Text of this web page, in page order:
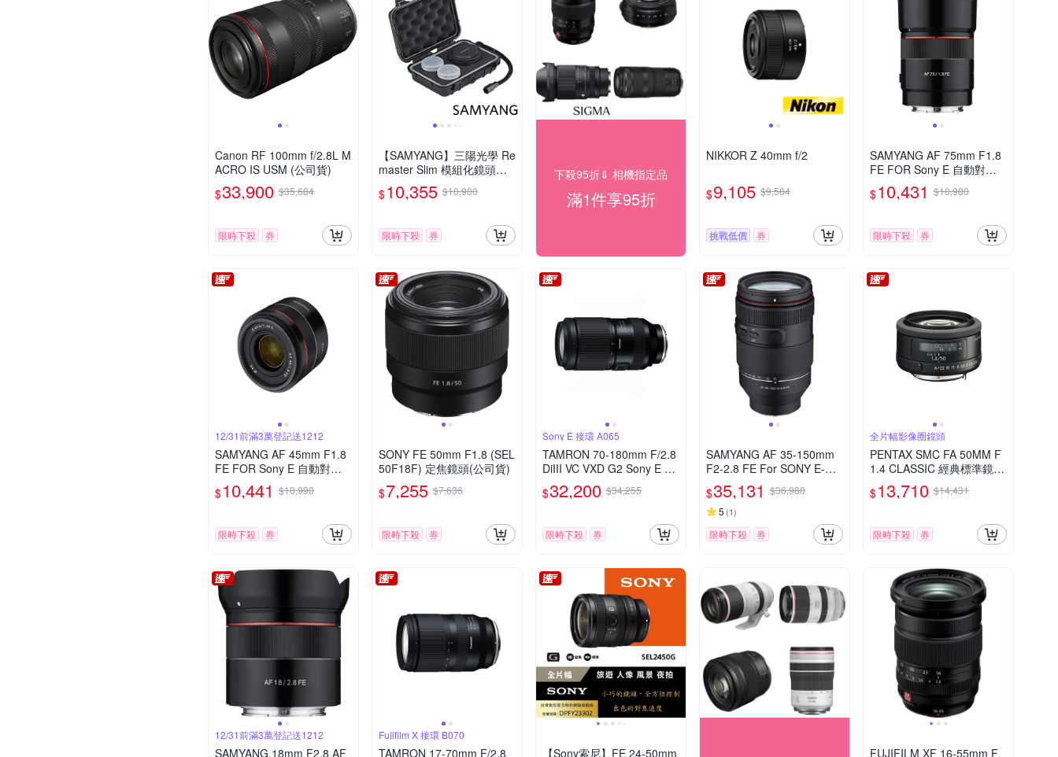
Canon RF 100mm f/2.8L M
ACRO IS USM (公司貨)
$33,900 $35,684
限時下殺 券
【SAMYANG】三陽光學 Re
master Slim 模組化鏡頭套
組 公司貨
$10,355 $10,900
限時下殺 券
下殺95折⇓ 相機指定品
滿1件享95折
NIKKOR Z 40mm f/2
$9,105 $9,584
挑戰低價 券
SAMYANG AF 75mm F1.8
FE FOR Sony E 自動對焦
(公司貨)
$10,431 $10,980
限時下殺 券
12/31前滿3萬登記送1212
SAMYANG AF 45mm F1.8
FE FOR Sony E 自動對焦
(公司貨)
$10,441 $10,990
限時下殺 券
SONY FE 50mm F1.8 (SEL
50F18F) 定焦鏡頭(公司貨)
$7,255 $7,636
限時下殺 券
Sony E 接環 A065
TAMRON 70-180mm F/2.8
DiIII VC VXD G2 Sony E 接
環 (A065)(平行輸入)
$32,200 $34,255
限時下殺 券
SAMYANG AF 35-150mm
F2-2.8 FE For SONY E-Mo
unt 自動對焦鏡頭 公司貨
$35,131 $36,980
5 (1)
限時下殺 券
全片幅影像圈鏡頭
PENTAX SMC FA 50MM F
1.4 CLASSIC 經典標準鏡頭
(公司貨)
$13,710 $14,431
限時下殺 券
12/31前滿3萬登記送1212
SAMYANG 18mm F2.8 AF
Fujifilm X 接環 B070
TAMRON 17-70mm F/2.8 【Sony索尼】FE 24-50mm FUJIFILM XF 16-55mm F